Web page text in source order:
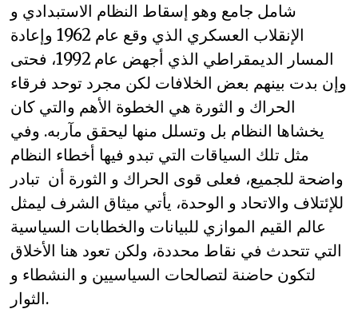
شامل جامع وهو إسقاط النظام الاستبدادي و
الإنقلاب العسكري الذي وقع عام 1962 وإعادة
المسار الديمقراطي الذي أجهض عام 1992، فحتى
وإن بدت بينهم بعض الخلافات لكن مجرد توحد فرقاء
الحراك و الثورة هي الخطوة الأهم والتي كان
يخشاها النظام بل وتسلل منها ليحقق مآربه. وفي
مثل تلك السياقات التي تبدو فيها أخطاء النظام
واضحة للجميع، فعلى قوى الحراك و الثورة أن تبادر
للإئتلاف والاتحاد و الوحدة، يأتي ميثاق الشرف ليمثل
عالم القيم الموازي للبيانات والخطابات السياسية
التي تتحدث في نقاط محددة، ولكن تعود هنا الأخلاق
لتكون حاضنة لتصالحات السياسيين و النشطاء و
الثوار.